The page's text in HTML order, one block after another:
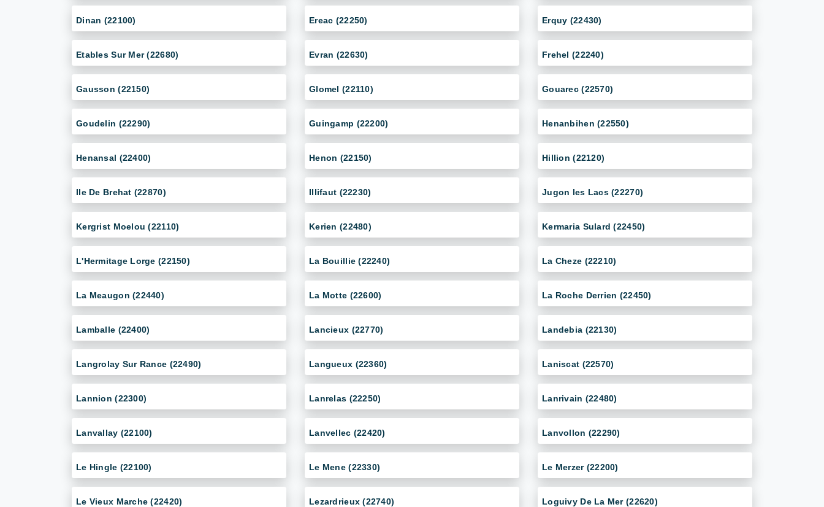
Dinan (22100) Ereac (22250) Erquy (22430)
Etables Sur Mer (22680) Evran (22630) Frehel (22240)
Gausson (22150) Glomel (22110) Gouarec (22570)
Goudelin (22290) Guingamp (22200) Henanbihen (22550)
Henansal (22400) Henon (22150) Hillion (22120)
Ile De Brehat (22870) Illifaut (22230) Jugon les Lacs (22270)
Kergrist Moelou (22110) Kerien (22480) Kermaria Sulard (22450)
L'Hermitage Lorge (22150) La Bouillie (22240) La Cheze (22210)
La Meaugon (22440) La Motte (22600) La Roche Derrien (22450)
Lamballe (22400) Lancieux (22770) Landebia (22130)
Langrolay Sur Rance (22490) Langueux (22360) Laniscat (22570)
Lannion (22300) Lanrelas (22250) Lanrivain (22480)
Lanvallay (22100) Lanvellec (22420) Lanvollon (22290)
Le Hingle (22100) Le Mene (22330) Le Merzer (22200)
Le Vieux Marche (22420) Lezardrieux (22740) Loguivy De La Mer (22620)